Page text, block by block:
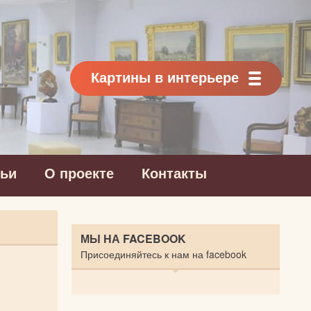
Картины в интерьере
О проекте Контакты
МЫ НА FACEBOOK
Присоединяйтесь к нам на facebook